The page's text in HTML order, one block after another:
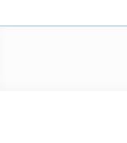
Членство